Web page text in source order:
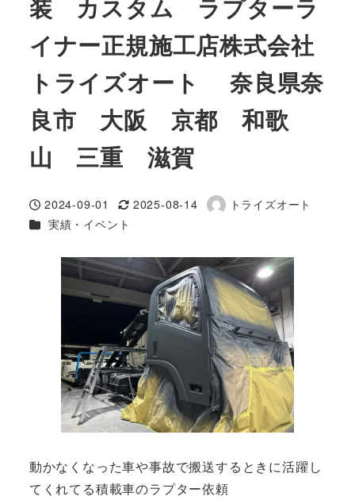
装 カスタム ラプターラ
イナー正規施工店株式会社
トライズオート 奈良県奈
良市 大阪 京都 和歌
山 三重 滋賀
投稿日
2024-09-01
更新日
2025-08-14
著
トライズオート
カテゴリー
実績・イベント
動かなくなった車や事故で搬送するときに活躍し
てくれてる積載車のラプター依頼